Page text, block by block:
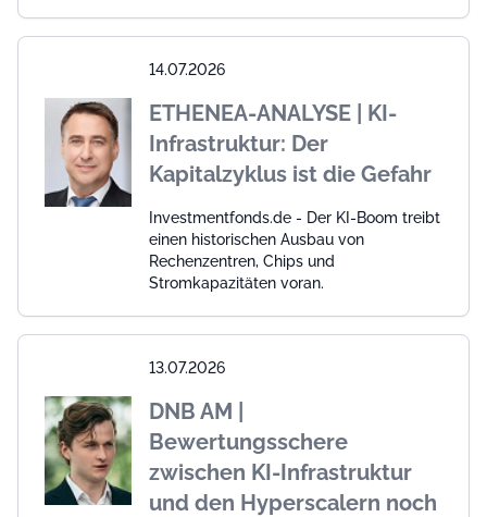
14.07.2026
ETHENEA-ANALYSE | KI-
Infrastruktur: Der
Kapitalzyklus ist die Gefahr
Investmentfonds.de - Der KI-Boom treibt
einen historischen Ausbau von
Rechenzentren, Chips und
Stromkapazitäten voran.
13.07.2026
DNB AM |
Bewertungsschere
zwischen KI-Infrastruktur
und den Hyperscalern noch